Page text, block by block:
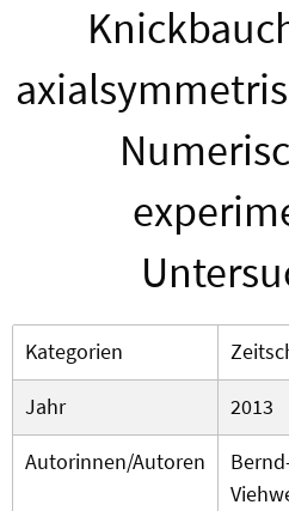
Kategorien
Jahr
2013
Autorinnen/Autoren